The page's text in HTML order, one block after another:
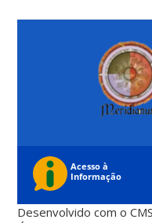
Desenvolvido com o